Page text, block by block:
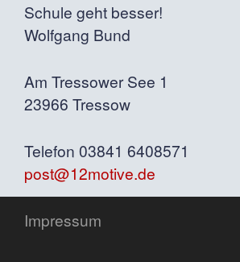
Schule geht besser!
Wolfgang Bund
Am Tressower See 1
23966 Tressow
Telefon 03841 6408571
post@12motive.de
Impressum